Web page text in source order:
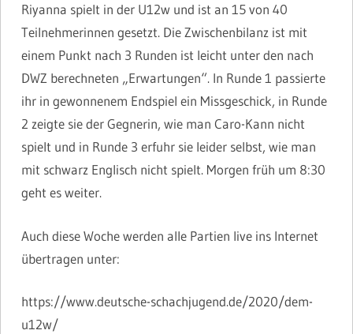
Riyanna spielt in der U12w und ist an 15 von 40
Teilnehmerinnen gesetzt. Die Zwischenbilanz ist mit
einem Punkt nach 3 Runden ist leicht unter den nach
DWZ berechneten „Erwartungen“. In Runde 1 passierte
ihr in gewonnenem Endspiel ein Missgeschick, in Runde
2 zeigte sie der Gegnerin, wie man Caro-Kann nicht
spielt und in Runde 3 erfuhr sie leider selbst, wie man
mit schwarz Englisch nicht spielt. Morgen früh um 8:30
geht es weiter.
Auch diese Woche werden alle Partien live ins Internet
übertragen unter:
https://www.deutsche-schachjugend.de/2020/dem-
u12w/